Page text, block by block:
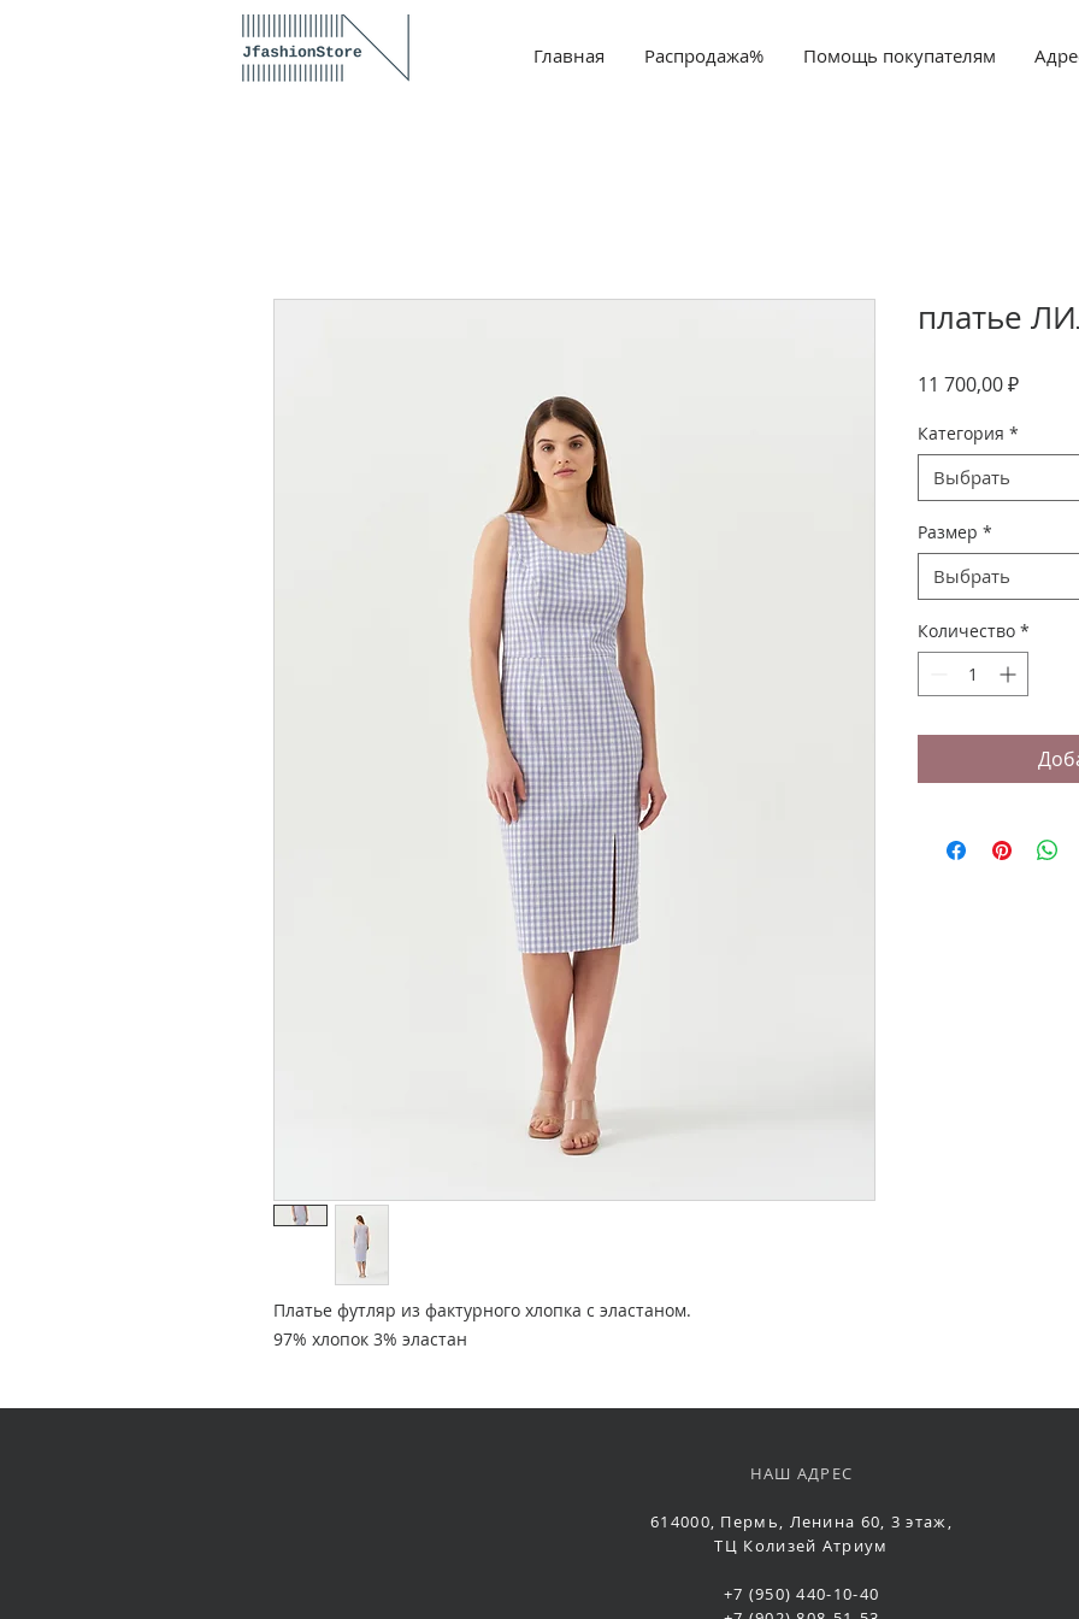
Главная Распродажа% Помощь покупателям
Платье футляр из фактурного хлопка с эластаном.
97% хлопок 3% эластан
платье
11 700,00 ₽Цена
Категория *
Выбрать
Размер *
Выбрать
Количество *
НАШ АДРЕС
614000, Пермь, Ленина 60, 3 этаж,
ТЦ Колизей Атриум
+7 (950) 440-10-40